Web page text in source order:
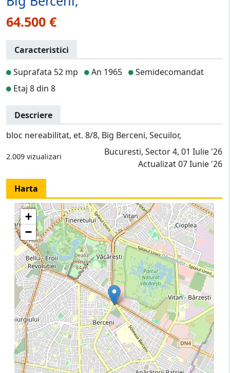
64.500 €
Caracteristici
Suprafata 52 mp
An 1965
Semidecomandat
Etaj 8 din 8
Descriere
bloc nereabilitat, et. 8/8, Big Berceni, Secuilor,
2.009 vizualizari
Bucuresti, Sector 4, 01 Iulie '26
Actualizat 07 Iunie '26
Harta
+
−